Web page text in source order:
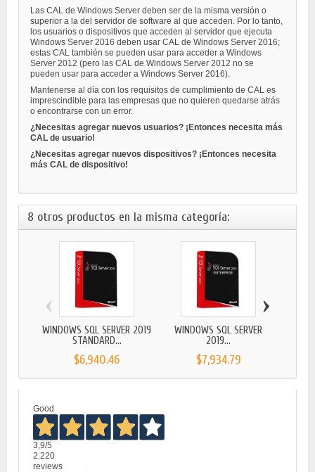
Las CAL de Windows Server deben ser de la misma versión o
superior a la del servidor de software al que acceden. Por lo tanto,
los usuarios o dispositivos que acceden al servidor que ejecuta
Windows Server 2016 deben usar CAL de Windows Server 2016;
estas CAL también se pueden usar para acceder a Windows
Server 2012 (pero las CAL de Windows Server 2012 no se
pueden usar para acceder a Windows Server 2016).
Mantenerse al día con los requisitos de cumplimiento de CAL es
imprescindible para las empresas que no quieren quedarse atrás
o encontrarse con un error.
¿Necesitas agregar nuevos usuarios? ¡Entonces necesita más
CAL de usuario!
¿Necesitas agregar nuevos dispositivos? ¡Entonces necesita
más CAL de dispositivo!
8 otros productos en la misma categoría:
WINDOWS SQL SERVER 2019
STANDARD...
$6,940.46
WINDOWS SQL SERVER
2019...
$7,934.79
‹ ›
Good
3,9/5
2.220
reviews